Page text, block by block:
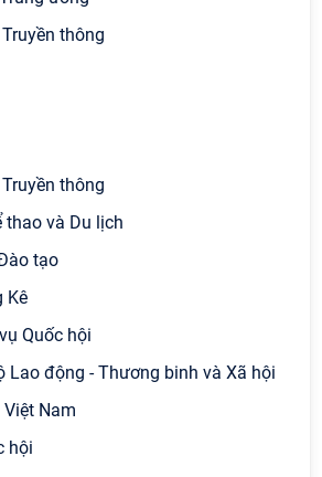
thông
thông
thao và Du lịch
tạo
Kê
Quốc hội
Lao động - Thương binh và Xã hội
Nam
hội